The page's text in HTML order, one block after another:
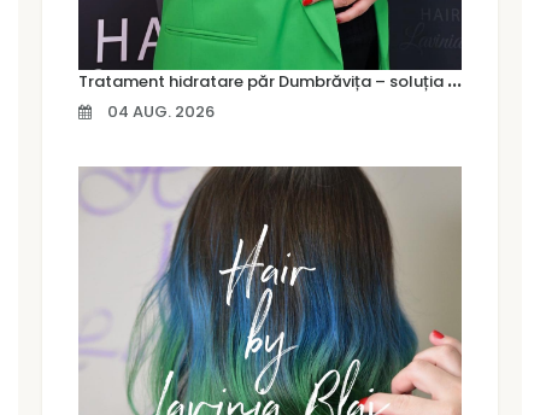
T
ratament hidratare păr Dumbrăvița – soluția pentru un păr moale, strălucitor și sănătos
04 AUG. 2026